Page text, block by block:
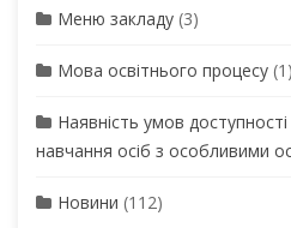
Меню закладу (3)
Мова освітнього процесу (1)
Наявність умов
навчання осіб з особливими
Новини (112)